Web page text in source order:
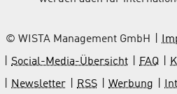
© WISTA Management GmbH
Social-Media-Übersicht
FAQ
Newsletter
RSS Werbung